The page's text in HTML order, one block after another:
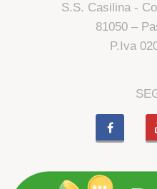
S.S. Casilina -
81050 –
P.Iva